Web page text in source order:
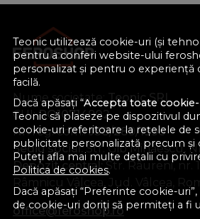
Teonic utilizează cookie-uri (și
pentru a conferi website-ului
personalizat și pentru o experiență
facilă.
Dacă apăsați “Accepta toate
Teonic să plaseze pe dispozitivul
cookie-uri referitoare la rețelele de
publicitate personalizată precum și
Puteți afla mai multe detalii cu
Politica de cookies.
Dacă apăsați “Preferinte cookie-
de cookie-uri doriți să permiteți a fi
Nume societate:Teonic SRL
CUI:RO10714902
Nr. reg. com.:J38/289/1998
Sediu social:Str. Gib Mihăescu,
Depozit central:Str. Râureni, nr.
Râmnicu Vâlcea, Jud. Vâlcea,
office@feroshop.ro